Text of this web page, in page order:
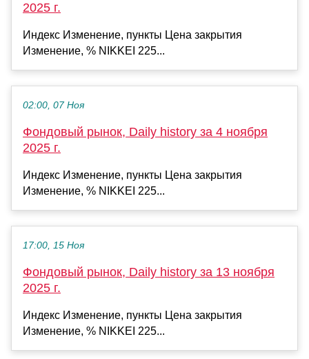
2025 г.
Индекс Изменение, пункты Цена закрытия
Изменение, % NIKKEI 225...
02:00, 07 Ноя
Фондовый рынок, Daily history за 4 ноября
2025 г.
Индекс Изменение, пункты Цена закрытия
Изменение, % NIKKEI 225...
17:00, 15 Ноя
Фондовый рынок, Daily history за 13 ноября
2025 г.
Индекс Изменение, пункты Цена закрытия
Изменение, % NIKKEI 225...